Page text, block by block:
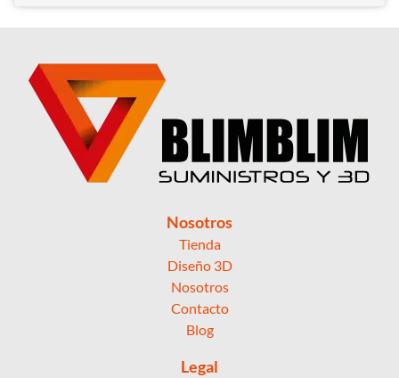
Nosotros
Tienda
Diseño 3D
Nosotros
Contacto
Blog
Legal